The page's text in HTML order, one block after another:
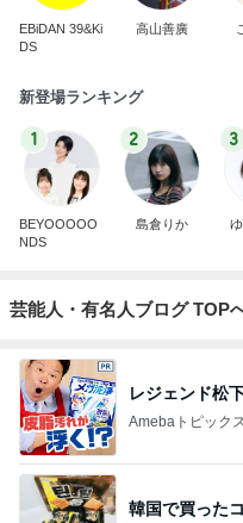
EBiDAN 39&Ki
DS
高山善廣
新登場ランキング
1
BEYOOOOO
NDS
2
島倉りか
3
芸能人・有名人ブログ TOP
レジェンド松
Amebaトピックス
韓国で買った